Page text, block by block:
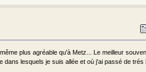
plus agréable qu'à Metz... Le meilleur
dans lesquels je suis allée et où j'ai passé de trés